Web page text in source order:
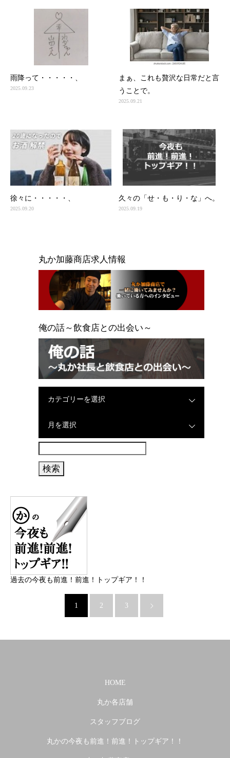
雨降って・・・・・、
2025.09.23
まぁ、これも贅沢な日常だと言
うことで。
2025.09.21
徐々に・・・・・、
2025.09.20
久々の「せ・も・り・な」へ。
2025.09.19
丸か加藤商店求人情報
俺の話～飲食店との出会い～
カテゴリーを選択
月を選択
過去の今夜も前進！前進！トップギア！！
1 2 3
HOME
丸か各店舗
スタッフブログ
丸かの今夜も前進！前進！トップギア！！